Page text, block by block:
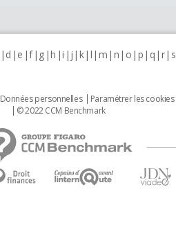
d e f g h i j k l m n o p q r s
Données personnelles Paramétrer les cookies
© 2022 CCM Benchmark